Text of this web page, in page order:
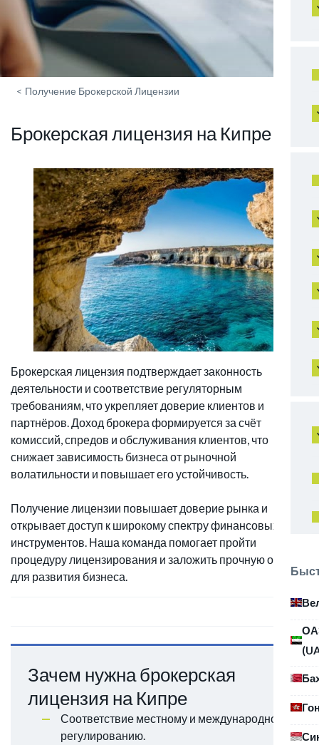
< Получение Брокерской Лицензии
Брокерская лицензия на Кипре
Брокерская лицензия подтверждает законность
деятельности и соответствие регуляторным
требованиям, что укрепляет доверие клиентов и
партнёров. Доход брокера формируется за счёт
комиссий, спредов и обслуживания клиентов, что
снижает зависимость бизнеса от рыночной
волатильности и повышает его устойчивость.
Получение лицензии повышает доверие рынка и
открывает доступ к широкому спектру финансовых
инструментов. Наша команда помогает пройти
процедуру лицензирования и заложить прочную основу
для развития бизнеса.
Зачем нужна брокерская
лицензия на Кипре
Соответствие местному и международному
регулированию.